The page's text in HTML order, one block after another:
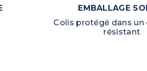
EMBALLAGE
Colis protégé dans
résistant